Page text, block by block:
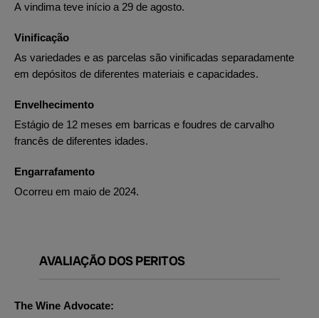
A vindima teve início a 29 de agosto.
Vinificação
As variedades e as parcelas são vinificadas separadamente
em depósitos de diferentes materiais e capacidades.
Envelhecimento
Estágio de 12 meses em barricas e foudres de carvalho
francês de diferentes idades.
Engarrafamento
Ocorreu em maio de 2024.
AVALIAÇÃO DOS PERITOS
The Wine Advocate: